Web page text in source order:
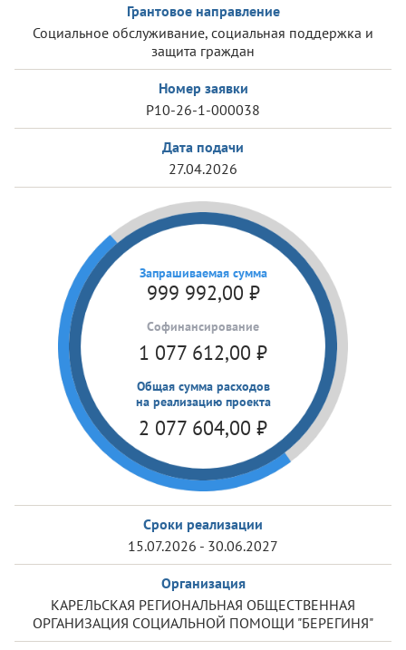
Грантовое направление
Социальное обслуживание, социальная поддержка и
защита граждан
Номер заявки
Р10-26-1-000038
Дата подачи
27.04.2026
Запрашиваемая сумма
999 992,00 ₽
Cофинансирование
1 077 612,00 ₽
Общая сумма расходов
на реализацию проекта
2 077 604,00 ₽
Сроки реализации
15.07.2026 - 30.06.2027
Организация
КАРЕЛЬСКАЯ РЕГИОНАЛЬНАЯ ОБЩЕСТВЕННАЯ
ОРГАНИЗАЦИЯ СОЦИАЛЬНОЙ ПОМОЩИ "БЕРЕГИНЯ"